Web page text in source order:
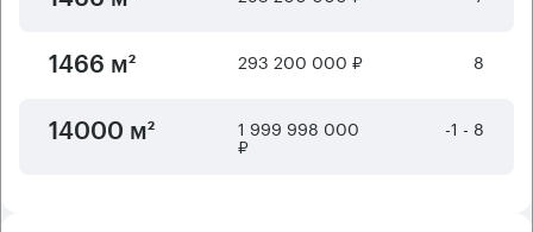
1466 м² 293 200 000 ₽ 8
14000 м² 1 999 998 000
₽
-1 - 8